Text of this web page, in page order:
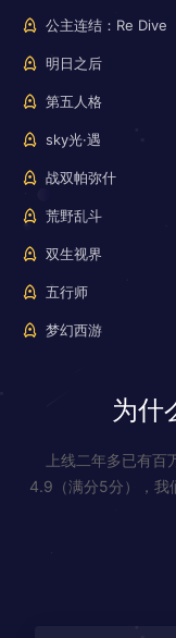
公主连结：Re Dive
明日之后
第五人格
sky光·遇
战双帕弥什
荒野乱斗
双生视界
五行师
梦幻西游
为什
上线二年多已有
4.9（满分5分），我